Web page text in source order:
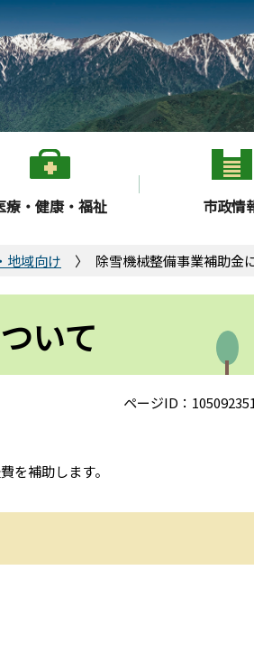
療・健康・福祉 市政情
地域向け 除雪機械整備事業補助金
いて
ページID：
を補助します。